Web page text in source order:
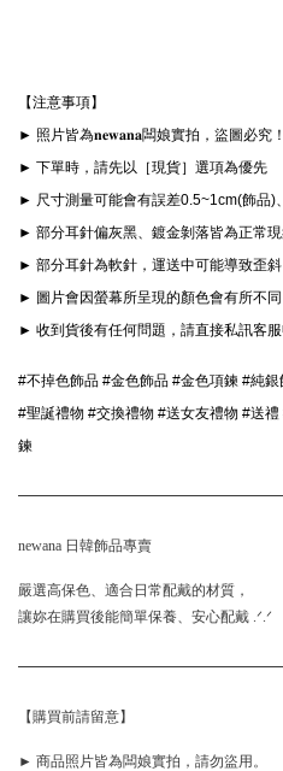
【注意事項】
► 照片皆為𝐧𝐞𝐰𝐚𝐧𝐚闆娘實拍，盜圖必究！
► 下單時，請先以［現貨］選項為優先
► 尺寸測量可能會有誤差0.5~1cm(飾品)
► 部分耳針偏灰黑、鍍金剝落皆為正常
► 部分耳針為軟針，運送中可能導致歪
► 圖片會因螢幕所呈現的顏色會有所不
► 收到貨後有任何問題，請直接私訊客
#不掉色飾品 #金色飾品 #金色項鍊 #純
#聖誕禮物 #交換禮物 #送女友禮物 #送
鍊
newana 日韓飾品專賣
嚴選高保色、適合日常配戴的材質，
讓妳在購買後能簡單保養、安心配戴 .ᐟ.ᐟ
【購買前請留意】
► 商品照片皆為闆娘實拍，請勿盜用。